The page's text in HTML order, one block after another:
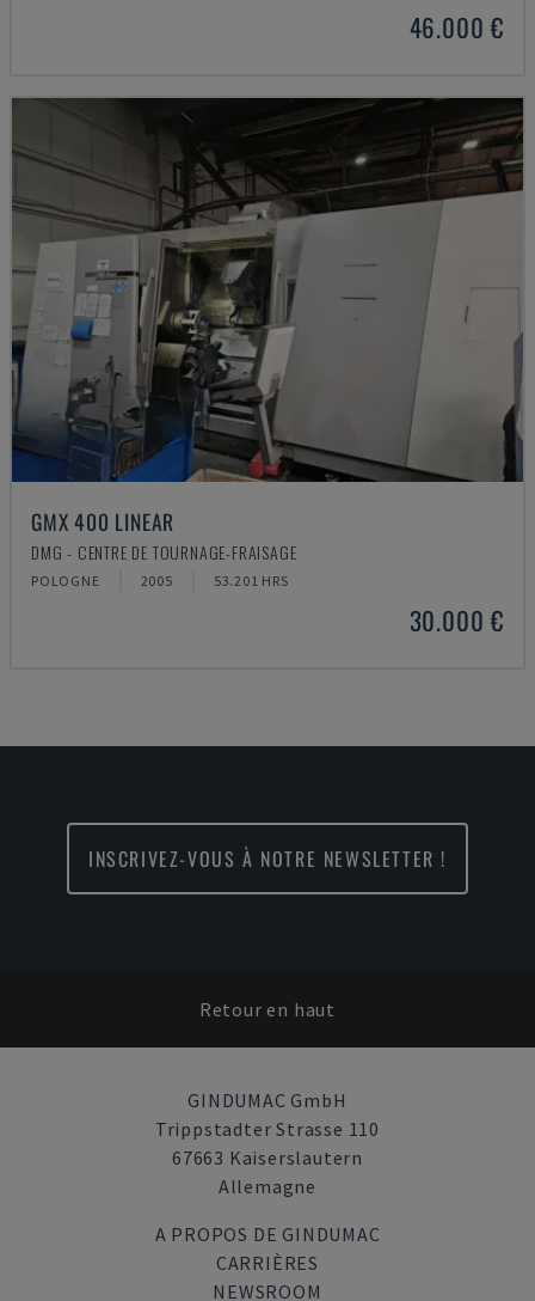
46.000 €
GMX 400 LINEAR
DMG - CENTRE DE TOURNAGE-FRAISAGE
POLOGNE 2005 53.201 HRS
30.000 €
INSCRIVEZ-VOUS À NOTRE NEWSLETTER !
Retour en haut
GINDUMAC GmbH
Trippstadter Strasse 110
67663 Kaiserslautern
Allemagne
A PROPOS DE GINDUMAC
CARRIÈRES
NEWSROOM